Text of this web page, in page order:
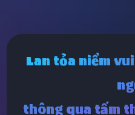
Lan tỏa niềm
thông qua tấm